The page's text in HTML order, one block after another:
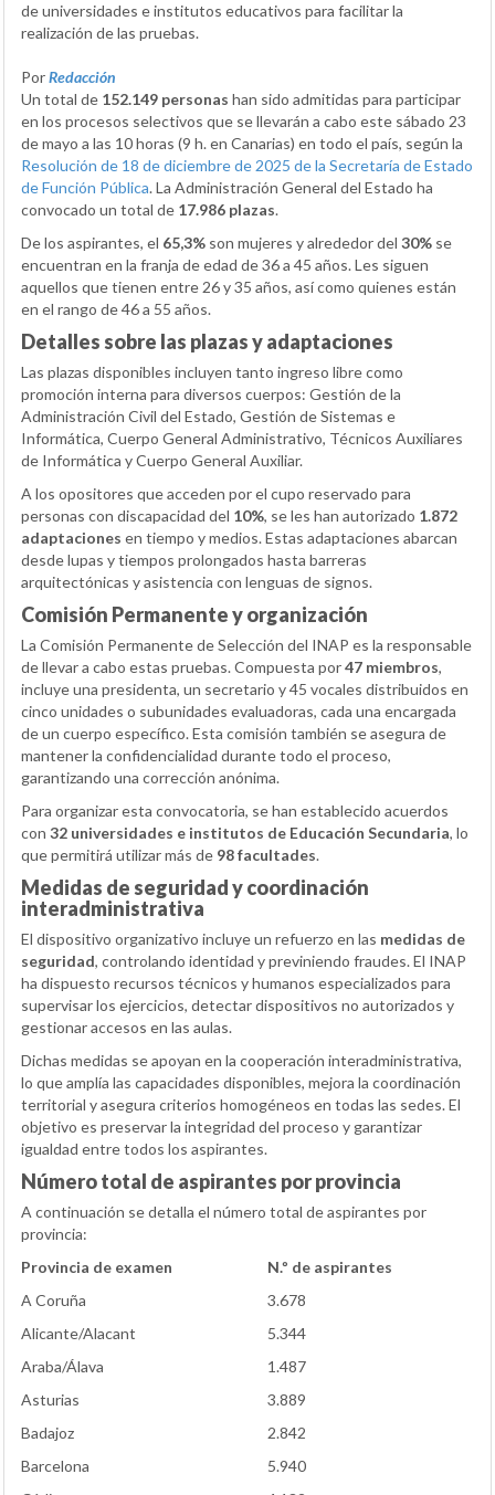
de universidades e institutos educativos para facilitar la
realización de las pruebas.
PorRedacción
Un total de 152.149 personas han sido admitidas para participar
en los procesos selectivos que se llevarán a cabo este sábado 23
de mayo a las 10 horas (9 h. en Canarias) en todo el país, según la
Resolución de 18 de diciembre de 2025 de la Secretaría de Estado
de Función Pública. La Administración General del Estado ha
convocado un total de 17.986 plazas.
De los aspirantes, el 65,3% son mujeres y alrededor del 30% se
encuentran en la franja de edad de 36 a 45 años. Les siguen
aquellos que tienen entre 26 y 35 años, así como quienes están
en el rango de 46 a 55 años.
Detalles sobre las plazas y adaptaciones
Las plazas disponibles incluyen tanto ingreso libre como
promoción interna para diversos cuerpos: Gestión de la
Administración Civil del Estado, Gestión de Sistemas e
Informática, Cuerpo General Administrativo, Técnicos Auxiliares
de Informática y Cuerpo General Auxiliar.
A los opositores que acceden por el cupo reservado para
personas con discapacidad del 10%, se les han autorizado 1.872
adaptaciones en tiempo y medios. Estas adaptaciones abarcan
desde lupas y tiempos prolongados hasta barreras
arquitectónicas y asistencia con lenguas de signos.
Comisión Permanente y organización
La Comisión Permanente de Selección del INAP es la responsable
de llevar a cabo estas pruebas. Compuesta por47 miembros,
incluye una presidenta, un secretario y 45 vocales distribuidos en
cinco unidades o subunidades evaluadoras, cada una encargada
de un cuerpo específico. Esta comisión también se asegura de
mantener la confidencialidad durante todo el proceso,
garantizando una corrección anónima.
Para organizar esta convocatoria, se han establecido acuerdos
con 32 universidades e institutos de Educación Secundaria, lo
que permitirá utilizar más de 98 facultades.
Medidas de seguridad y coordinación
interadministrativa
El dispositivo organizativo incluye un refuerzo en las medidas de
seguridad, controlando identidad y previniendo fraudes. El INAP
ha dispuesto recursos técnicos y humanos especializados para
supervisar los ejercicios, detectar dispositivos no autorizados y
gestionar accesos en las aulas.
Dichas medidas se apoyan en la cooperación interadministrativa,
lo que amplía las capacidades disponibles, mejora la coordinación
territorial y asegura criterios homogéneos en todas las sedes. El
objetivo es preservar la integridad del proceso y garantizar
igualdad entre todos los aspirantes.
Número total de aspirantes por provincia
A continuación se detalla el número total de aspirantes por
provincia:
Provincia de examen
N.º de aspirantes
A Coruña
3.678
Alicante/Alacant
5.344
Araba/Álava
1.487
Asturias
3.889
Badajoz
2.842
Barcelona
5.940